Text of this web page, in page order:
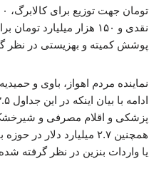
نقدی و ۱۵۰ هزار
پوشش کمیته و بهزیستی در نظر
نماینده مردم اهواز، باوی و
پزشکی و اقلام مصرفی و
یا واردات بنزین در نظر گرفته